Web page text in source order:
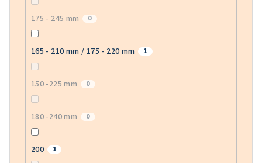
175 - 245 mm 0
165 - 210 mm / 175 - 220 mm 1
150 -225 mm 0
180 -240 mm 0
200 1